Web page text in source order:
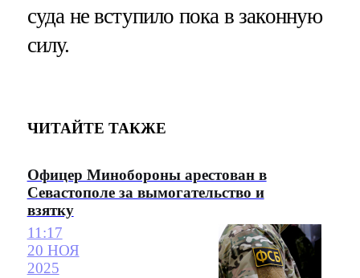
суда не вступило пока в законную
силу.
ЧИТАЙТЕ ТАКЖЕ
Офицер Минобороны арестован в
Севастополе за вымогательство и
взятку
11:17
20 НОЯ
2025